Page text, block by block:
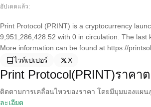
อัปเดตแล้ว:
Print Protocol (PRINT) is a cryptocurrency
9,951,286,428.52 with 0 in circulation. The
More information can be found at https://
ไวท์เปเปอร์
X
Print Protocol(PRINT)ราคา
ติดตามการเคลื่อนไหวของราคา โดยมีมุมมองแผ
ละเอียด